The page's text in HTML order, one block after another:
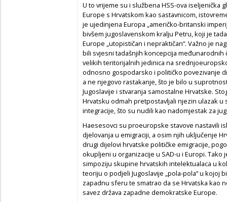
U to vrijeme su i službena HSS-ova
Europe s Hrvatskom kao sastavnicom,
je ujedinjena Europa „američko-britanski
bivšem jugoslavenskom kralju Petru, koji je
Europe „utopističan i nepraktičan“. Važno je
bili svjesni tadašnjih koncepcija međunarodnih
velikih teritorijalnih jedinica na
odnosno gospodarsko i političko povezivanje
a ne njegovo rastakanje, što je bilo u
Jugoslavije i stvaranja samostalne Hrvatske.
Hrvatsku odmah pretpostavljali njezin ulazak
integracije, što su nudili kao nadomjestak za
Haesesovci su proeuropske stavove nastavili
djelovanja u emigraciji, a osim njih uključenje
drugi dijelovi hrvatske političke emigracije,
okupljeni u organizacije u SAD-u i Europi. Tako
simpoziju skupine hrvatskih intelektualaca u
teoriju o podjeli Jugoslavije „pola-pola“ u kojoj
zapadnu sferu te smatrao da se Hrvatska kao
savez država zapadne demokratske Europe.